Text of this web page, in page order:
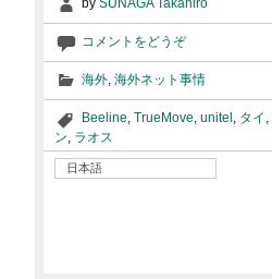
by SUNAGA Takahiro
コメントをどうぞ
海外, 海外ネット事情
Beeline, TrueMove, unitel , タイ ,
ン, ラオス
日本語